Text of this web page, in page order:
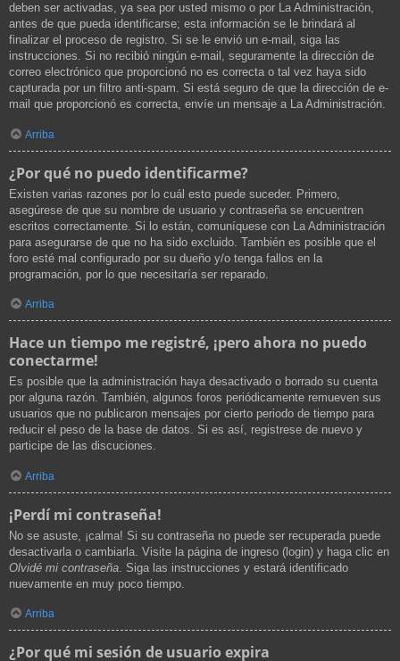
deben ser activadas, ya sea por usted mismo o por La Administración,
antes de que pueda identificarse; esta información se le brindará al
finalizar el proceso de registro. Si se le envió un e-mail, siga las
instrucciones. Si no recibió ningún e-mail, seguramente la dirección de
correo electrónico que proporcionó no es correcta o tal vez haya sido
capturada por un filtro anti-spam. Si está seguro de que la dirección de e-
mail que proporcionó es correcta, envíe un mensaje a La Administración.
Arriba
¿Por qué no puedo identificarme?
Existen varias razones por lo cuál esto puede suceder. Primero,
asegúrese de que su nombre de usuario y contraseña se encuentren
escritos correctamente. Si lo están, comuníquese con La Administración
para asegurarse de que no ha sido excluido. También es posible que el
foro esté mal configurado por su dueño y/o tenga fallos en la
programación, por lo que necesitaría ser reparado.
Arriba
Hace un tiempo me registré, ¡pero ahora no puedo
conectarme!
Es posible que la administración haya desactivado o borrado su cuenta
por alguna razón. También, algunos foros periódicamente remueven sus
usuarios que no publicaron mensajes por cierto periodo de tiempo para
reducir el peso de la base de datos. Si es así, registrese de nuevo y
participe de las discuciones.
Arriba
¡Perdí mi contraseña!
No se asuste, ¡calma! Si su contraseña no puede ser recuperada puede
desactivarla o cambiarla. Visite la página de ingreso (login) y haga clic en
Olvidé mi contraseña . Siga las instrucciones y estará identificado
nuevamente en muy poco tiempo.
Arriba
¿Por qué mi sesión de usuario expira